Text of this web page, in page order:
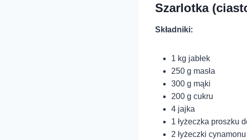
Szarlotka
Składniki:
1 kg jabłek
250 g masła
300 g mąki
200 g cukru
4 jajka
1 łyżeczka proszku
2 łyżeczki cynamonu